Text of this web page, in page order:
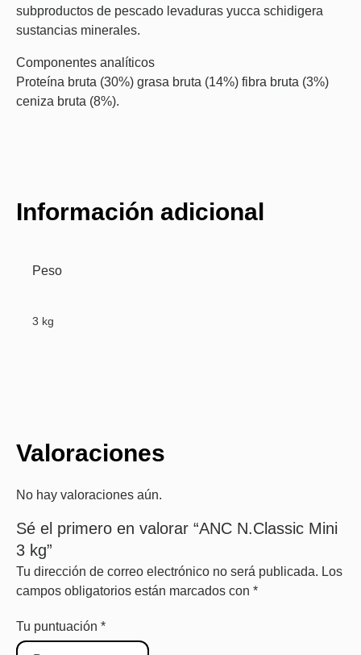
subproductos de pescado levaduras yucca schidigera
sustancias minerales.
Componentes analíticos
Proteína bruta (30%) grasa bruta (14%) fibra bruta (3%)
ceniza bruta (8%).
Información adicional
Peso
3 kg
Valoraciones
No hay valoraciones aún.
Sé el primero en valorar “ANC N.Classic Mini
3 kg”
Tu dirección de correo electrónico no será publicada. Los
campos obligatorios están marcados con *
Tu puntuación *